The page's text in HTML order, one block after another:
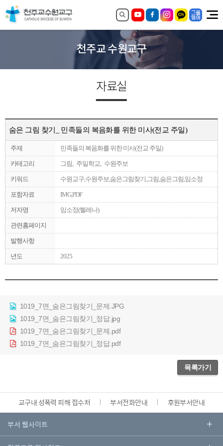
천주교 수원교구
자료실
숨은 그림 찾기_ 민족들의 복음화를 위한 미사(전교 주일)
주제 민족들의 복음화를 위한 미사(전교 주일)
카테고리 그림, 주일학교, 수원주보
키워드 수원교구,수원주보,숨은그림찾기,그림,숨은그림,임소정
포함자료 IMG,PDF
저자명 임소정(헬레나)
관련홈페이지
발행사항
년도 2025
1019_7면_숨은그림찾기_문제.JPG
1019_7면_숨은그림찾기_정답.jpg
1019_7면_숨은그림찾기_문제.pdf
1019_7면_숨은그림찾기_정답.pdf
목록가기
교구내 성폭력 피해 접수처 부서전화안내 후원부서안내